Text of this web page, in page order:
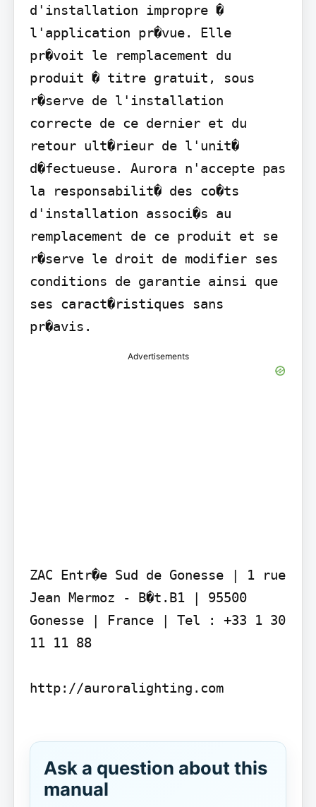
d'installation impropre �
l'application pr�vue. Elle
pr�voit le remplacement du
produit � titre gratuit, sous
r�serve de l'installation
correcte de ce dernier et du
retour ult�rieur de l'unit�
d�fectueuse. Aurora n'accepte pas
la responsabilit� des co�ts
d'installation associ�s au
remplacement de ce produit et se
r�serve le droit de modifier ses
conditions de garantie ainsi que
ses caract�ristiques sans
pr�avis.
Advertisements
ZAC Entr�e Sud de Gonesse | 1 rue
Jean Mermoz - B�t.B1 | 95500
Gonesse | France | Tel : +33 1 30
11 11 88
http://auroralighting.com
Ask a question about this
manual